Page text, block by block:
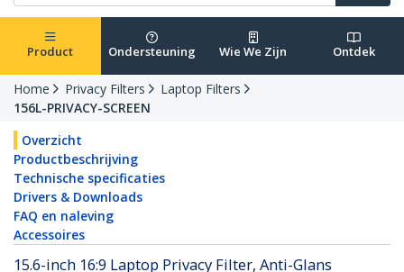
Product Ondersteuning Wie We Zijn Ontdek
Home Privacy Filters
Laptop Filters
156L-PRIVACY-SCREEN
Overzicht
Productbeschrijving
Technische specificaties
Drivers & Downloads
FAQ en naleving
Accessoires
15.6-inch 16:9 Laptop Privacy Filter, Anti-Glans